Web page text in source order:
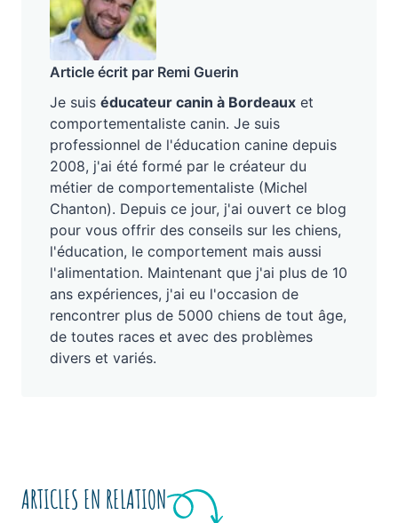
Article écrit par Remi Guerin
Je suis éducateur canin à Bordeaux et
comportementaliste canin. Je suis
professionnel de l'éducation canine depuis
2008, j'ai été formé par le créateur du
métier de comportementaliste (Michel
Chanton). Depuis ce jour, j'ai ouvert ce blog
pour vous offrir des conseils sur les chiens,
l'éducation, le comportement mais aussi
l'alimentation. Maintenant que j'ai plus de 10
ans expériences, j'ai eu l'occasion de
rencontrer plus de 5000 chiens de tout âge,
de toutes races et avec des problèmes
divers et variés.
ARTICLES EN RELATION